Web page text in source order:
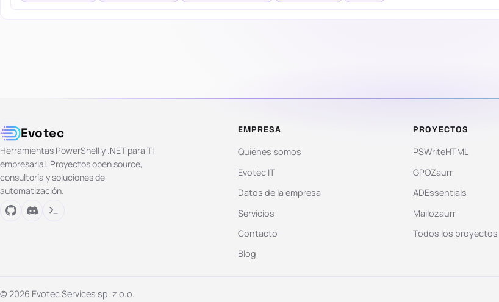
Evotec
Herramientas PowerShell y .NET para TI
empresarial. Proyectos open source,
consultoría y soluciones de
automatización.
EMPRESA
Quiénes somos
Evotec IT
Datos de la empresa
Servicios
Contacto
Blog
PROYECTOS
PSWriteHTML
GPOZaurr
ADEssentials
Mailozaurr
Todos los proyectos
© 2026 Evotec Services sp. z o.o.